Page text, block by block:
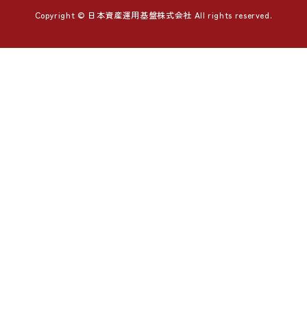
Copyright © 日本資産運用基盤株式会社 All rights reserved.